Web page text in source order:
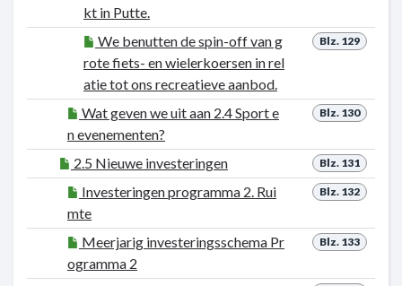
kt in Putte.
Blz. 129
We benutten de spin-off van g
rote fiets- en wielerkoersen in rel
atie tot ons recreatieve aanbod.
Blz. 130
Wat geven we uit aan 2.4 Sport e
n evenementen?
Blz. 131
2.5 Nieuwe investeringen
Blz. 132
Investeringen programma 2. Rui
mte
Blz. 133
Meerjarig investeringsschema Pr
ogramma 2